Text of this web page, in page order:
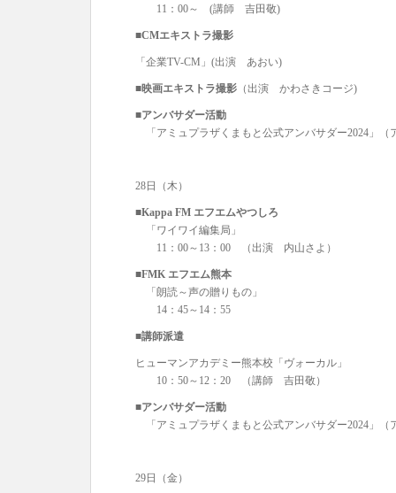
11：00～ (講師 吉田敬)
■CMエキストラ撮影
「企業TV-CM」(出演 あおい)
■映画エキストラ撮影 （出演 かわさきコージ)
■アンバサダー活動
「アミュプラザくまもと公式アンバサダー2024」
28日（木）
■Kappa FM エフエムやつしろ
「ワイワイ編集局」
11：00～13：00 （出演 内山さよ）
■FMK エフエム熊本
「朗読～声の贈りもの」
14：45～14：55
■講師派遣
ヒューマンアカデミー熊本校「ヴォーカル」
10：50～12：20 （講師 吉田敬）
■アンバサダー活動
「アミュプラザくまもと公式アンバサダー2024」
29日（金）